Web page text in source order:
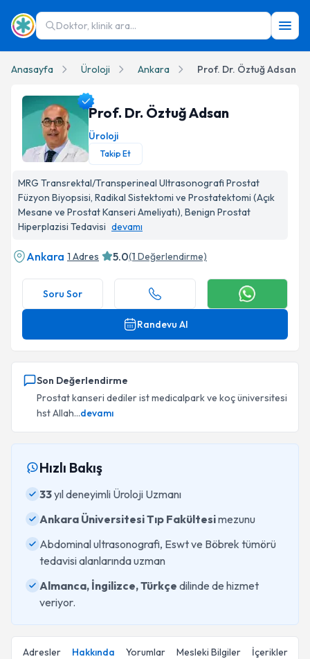
Doktor, klinik ara...
Anasayfa Üroloji Ankara Prof. Dr. Öztuğ Adsan
Prof. Dr. Öztuğ Adsan
Üroloji
Takip Et
MRG Transrektal/Transperineal Ultrasonografi Prostat
Füzyon Biyopsisi, Radikal Sistektomi ve Prostatektomi (Açık
Mesane ve Prostat Kanseri Ameliyatı), Benign Prostat
Hiperplazisi Tedavisi devamı
Ankara 1 Adres 5.0(1 Değerlendirme)
Soru Sor
Randevu Al
Son Değerlendirme
Prostat kanseri dediler ist medicalpark ve koç üniversitesi
hst Allah...devamı
Hızlı Bakış
33yıl deneyimli Üroloji Uzmanı
Ankara Üniversitesi Tıp Fakültesimezunu
Abdominal ultrasonografi, Eswt ve Böbrek tümörü
tedavisi alanlarında uzman
Almanca, İngilizce, Türkçe dilinde de hizmet
veriyor.
Adresler Hakkında Yorumlar Mesleki Bilgiler İçerikler